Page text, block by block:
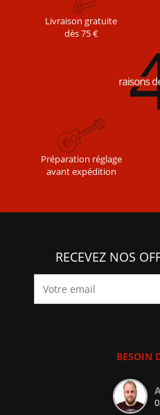
Livraison gratuite
dès 75 €
Préparation réglage
avant expédition
RECEVEZ NOS
BESOIN